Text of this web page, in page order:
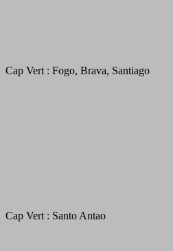
Cap Vert : Fogo, Brava, Santiago
Cap Vert : Santo Antao